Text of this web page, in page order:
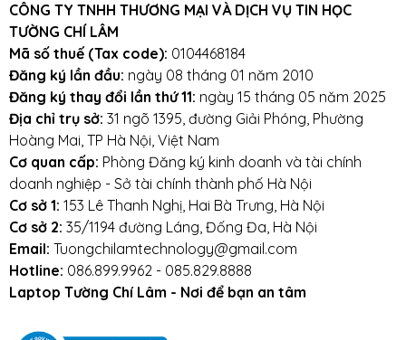
CÔNG TY TNHH THƯƠNG MẠI VÀ DỊCH VỤ TIN HỌC
TƯỜNG CHÍ LÂM
Mã số thuế (Tax code): 0104468184
Đăng ký lần đầu: ngày 08 tháng 01 năm 2010
Đăng ký thay đổi lần thứ 11: ngày 15 tháng 05 năm 2025
Địa chỉ trụ sở: 31 ngõ 1395, đường Giải Phóng, Phường
Hoàng Mai, TP Hà Nội, Việt Nam
Cơ quan cấp: Phòng Đăng ký kinh doanh và tài chính
doanh nghiệp - Sở tài chính thành phố Hà Nội
Cơ sở 1: 153 Lê Thanh Nghị, Hai Bà Trưng, Hà Nội
Cơ sở 2: 35/1194 đường Láng, Đống Đa, Hà Nội
Email: Tuongchilamtechnology@gmail.com
Hotline: 086.899.9962 - 085.829.8888
Laptop Tường Chí Lâm - Nơi để bạn an tâm